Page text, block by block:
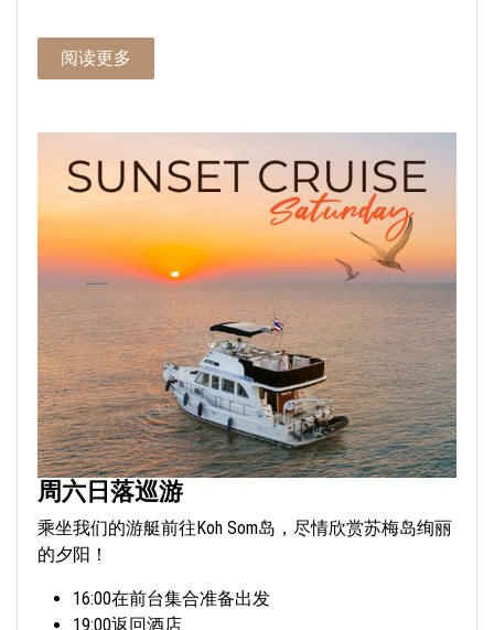
阅读更多
周六日落巡游
乘坐我们的游艇前往Koh Som岛，尽情欣赏苏梅岛绚丽
的夕阳！
16:00在前台集合准备出发
19:00返回酒店